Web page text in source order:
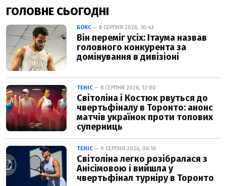
ГОЛОВНЕ СЬОГОДНІ
БОКС — 8 СЕРПНЯ 2026, 10:43
Він переміг усіх: Ітаума назвав
головного конкурента за
домінування в дивізіоні
ТЕНІС — 8 СЕРПНЯ 2026, 12:00
Світоліна і Костюк рвуться до
чвертьфіналу в Торонто: анонс
матчів українок проти топових
суперниць
ТЕНІС — 9 СЕРПНЯ 2026, 06:16
Світоліна легко розібралася з
Анісімовою і вийшла у
чвертьфінал турніру в Торонто